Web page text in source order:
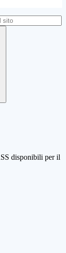
disponibili per il